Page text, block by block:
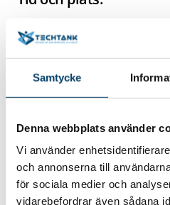
Samtycke
Denna webbplats använder
Vi använder
och annonserna till
för sociala medier och
vidarebefordrar även sådana
Kreativum i Karlshamn,
– 13.00 Välkommen med din
nedan, senast den 8 januari.
frågor? Hör av dig till Fredrik
Teknikcollege, e-post
Klicka här för att komma till